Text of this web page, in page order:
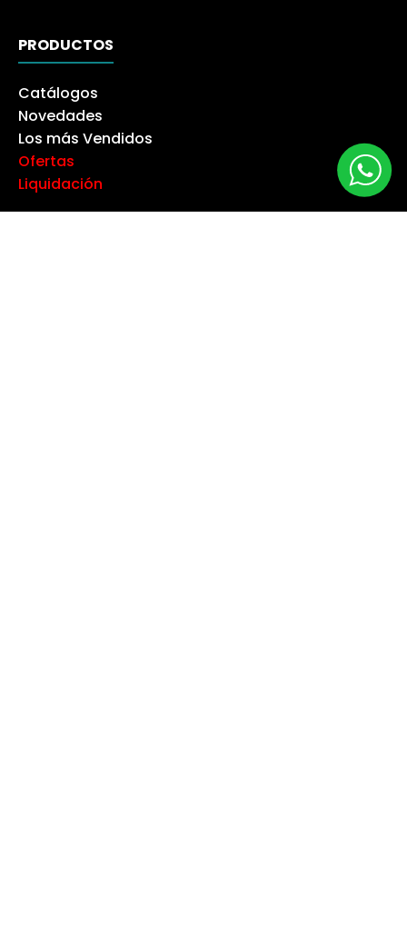
PRODUCTOS
Catálogos
Novedades
Los más Vendidos
Ofertas
Liquidación